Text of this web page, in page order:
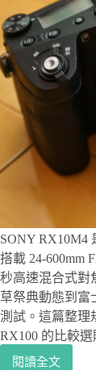
大
光
圈
街
拍
必
平
價
全
像
鏡，
支
援
Sony
E
接
環
自
動
SONY RX10M4
搭載 24-600mm
秒高速混合式對
草祭典動態到富
測試。這篇整理
RX100 的比較選
閱讀全文